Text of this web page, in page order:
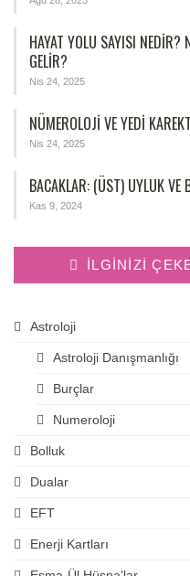
HAYAT YOLU SAYISI NEDIR?
GELIR?
Nis 24, 2025
NÜMEROLOJİ VE YEDİ
Nis 24, 2025
BACAKLAR: (ÜST) UYLUK VE
Kas 9, 2024
İLGINIZI
Astroloji
Astroloji Danışmanlığı
Burçlar
Numeroloji
Bolluk
Dualar
EFT
Enerji Kartları